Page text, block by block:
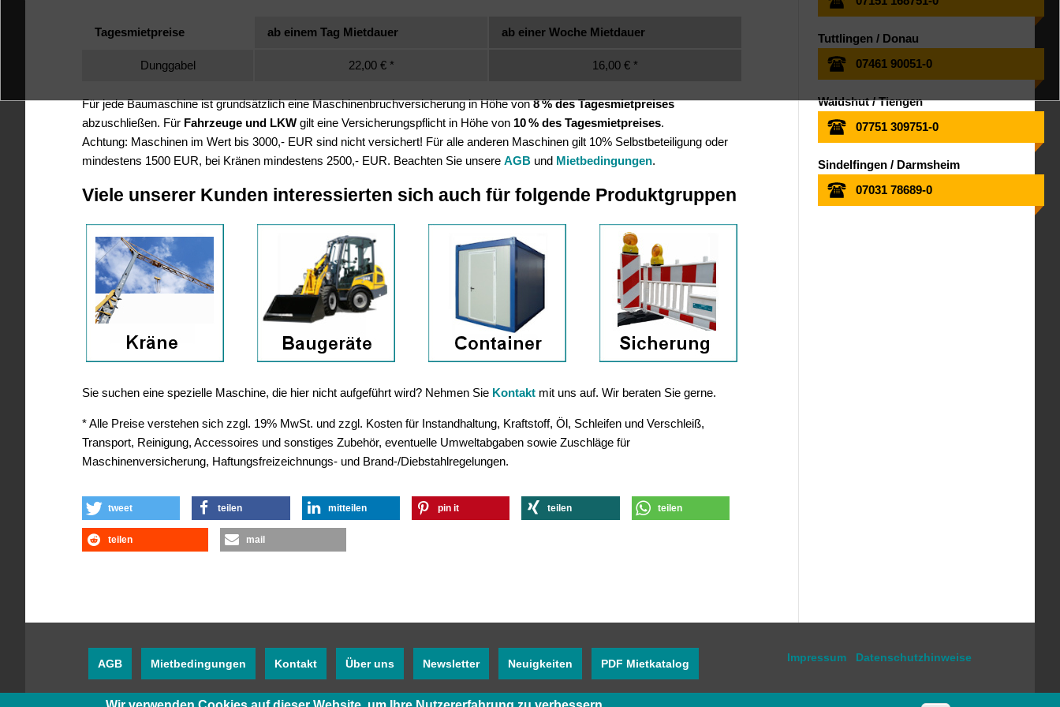
Tagesmietpreise ab einem Tag Mietdauer ab einer Woche Mietdauer
Dunggabel 22,00 € * 16,00 € *
Für jede Baumaschine ist grundsätzlich eine Maschinenbruchversicherung in Höhe von8 % des Tagesmietpreises
abzuschließen. Für Fahrzeuge und LKW gilt eine Versicherungspflicht in Höhe von 10 % des Tagesmietpreises.
Achtung: Maschinen im Wert bis 3000,- EUR sind nicht versichert! Für alle anderen Maschinen gilt 10% Selbstbeteiligung oder
mindestens 1500 EUR, bei Kränen mindestens 2500,- EUR. Beachten Sie unsere AGB und Mietbedingungen.
Viele unserer Kunden interessierten sich auch für folgende Produktgruppen
Sie suchen eine spezielle Maschine, die hier nicht aufgeführt wird? Nehmen Sie Kontakt mit uns auf. Wir beraten Sie gerne.
* Alle Preise verstehen sich zzgl. 19% MwSt. und zzgl. Kosten für Instandhaltung, Kraftstoff, Öl, Schleifen und Verschleiß,
Transport, Reinigung, Accessoires und sonstiges Zubehör, eventuelle Umweltabgaben sowie Zuschläge für
Maschinenversicherung, Haftungsfreizeichnungs- und Brand-/Diebstahlregelungen.
tweet teilen mitteilen pin it teilen teilen
teilen mail
Tuttlingen / Donau
07461 90051-0
Waldshut / Tiengen
07751 309751-0
Sindelfingen / Darmsheim
07031 78689-0
AGB Mietbedingungen Kontakt Über uns Newsletter Neuigkeiten PDF Mietkatalog Impressum Datenschutzhinweise